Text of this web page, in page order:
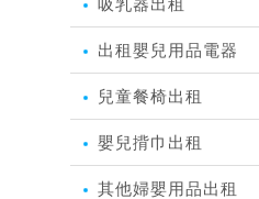
吸乳器出租
出租嬰兒用品電器
兒童餐椅出租
嬰兒揹巾出租
其他婦嬰用品出租